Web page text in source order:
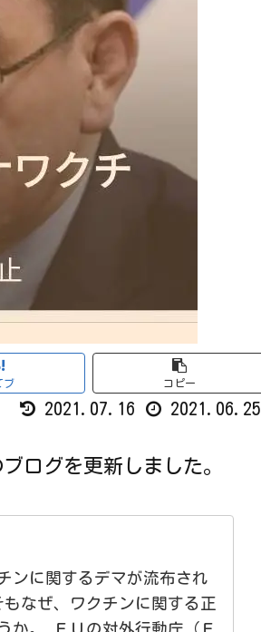
ブ コピー
2021.07.16 2021.06.25
ログを更新しました。
ンに関するデマが流布され
なぜ、ワクチンに関する正